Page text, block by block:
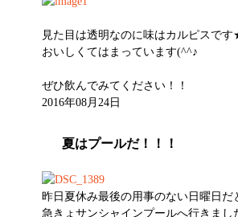
見た目は透明なのに味はカルピスで
おいしくてはまっています(^^♪
ぜひ飲んでみてください！！
2016年08月24日
夏はプールだ！！！
昨日夏休み最後の用事のない日曜日だ
急きょサンシャインプールへ行きまし